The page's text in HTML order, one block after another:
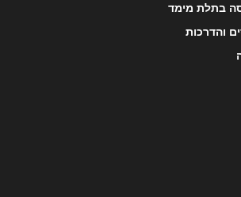
בתלת מימד
והדרכות